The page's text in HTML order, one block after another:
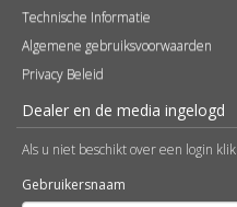
Technische Informatie
Algemene gebruiksvoorwaarden
Privacy Beleid
Dealer en de media ingelogd
Als u niet beschikt over een login klik
Gebruikersnaam